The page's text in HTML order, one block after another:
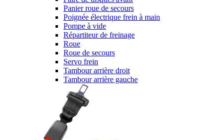
Panier roue de secours
Poignée électrique frein à main
Pompe à vide
Répartiteur de freinage
Roue
Roue de secours
Servo frein
Tambour arrière droit
Tambour arrière gauche